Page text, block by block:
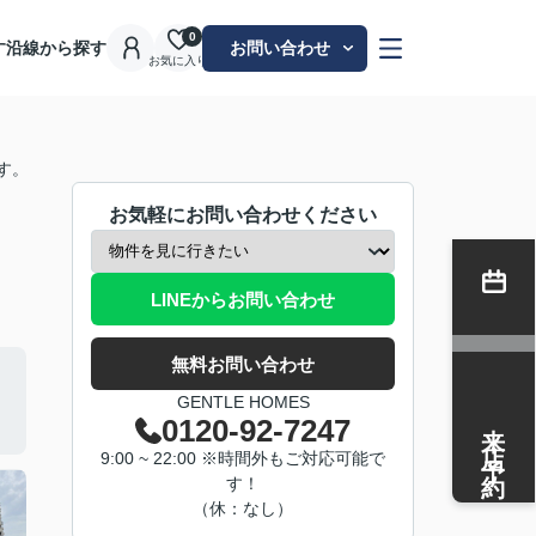
沿線から探す
お気に入り
0
お問い合わせ
お気軽にお問い合わせください
LINEからお問い合わせ
無料お問い合わせ
GENTLE HOMES
0120-92-7247
9:00 ~ 22:00 ※時間外もご対応可能で
す！
（休：なし）
来店予約